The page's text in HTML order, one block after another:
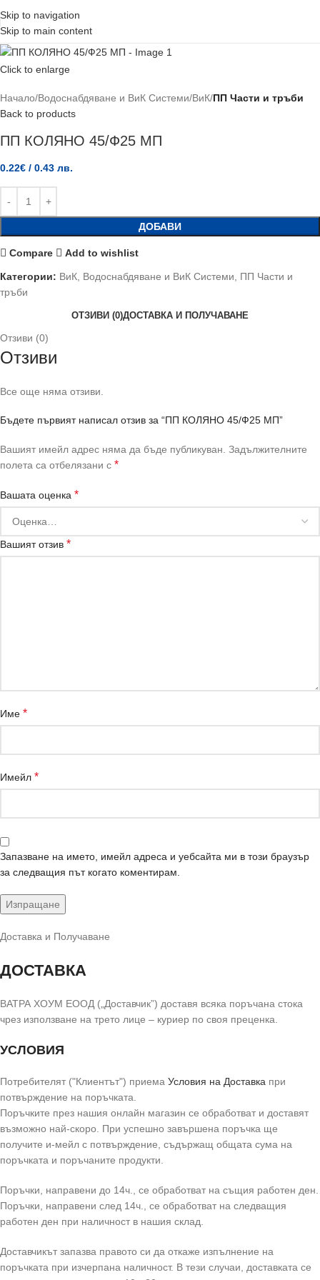
Skip to navigation
Skip to main content
Click to enlarge
Начало Водоснабдяване и ВиК Системи ВиК ПП Части и тръби
Back to products
ПП КОЛЯНО 45/Ф25 МП
0.22€ / 0.43 лв.
ДОБАВИ
Compare Add to wishlist
Категории: ВиК, Водоснабдяване и ВиК Системи, ПП Части и
тръби
ОТЗИВИ (0)ДОСТАВКА И ПОЛУЧАВАНЕ
Отзиви (0)
Отзиви
Все още няма отзиви.
Бъдете първият написал отзив за “ПП КОЛЯНО 45/Ф25 МП”
Вашият имейл адрес няма да бъде публикуван. Задължителните
полета са отбелязани с *
Вашата оценка *
Вашият отзив *
Име *
Имейл *
Запазване на името, имейл адреса и уебсайта ми в този браузър
за следващия път когато коментирам.
Доставка и Получаване
ДОСТАВКА
ВАТРА ХОУМ ЕООД („Доставчик”) доставя всяка поръчана стока
чрез използване на трето лице – куриер по своя преценка.
УСЛОВИЯ
Потребителят ("Клиентът") приема Условия на Доставка при
потвърждение на поръчката.
Поръчките през нашия онлайн магазин се обработват и доставят
възможно най-скоро. При успешно завършена поръчка ще
получите и-мейл с потвърждение, съдържащ общата сума на
поръчката и поръчаните продукти.
Поръчки, направени до 14ч., се обработват на същия работен ден.
Поръчки, направени след 14ч., се обработват на следващия
работен ден при наличност в нашия склад.
Доставчикът запазва правото си да откаже изпълнение на
поръчката при изчерпана наличност. В тези случаи, доставката се